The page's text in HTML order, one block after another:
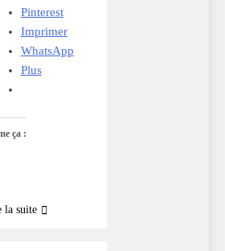
Pinterest
Imprimer
WhatsApp
Plus
ça :
la suite